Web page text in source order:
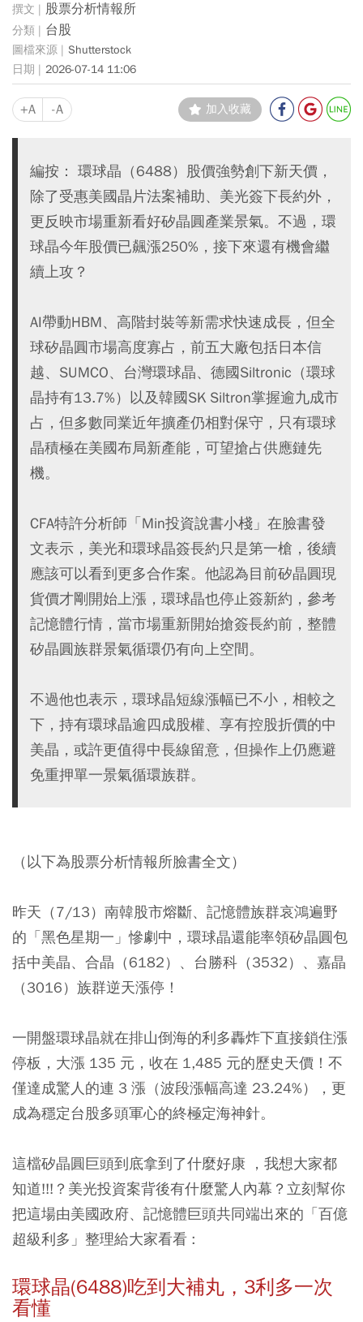
股票分析情報所
台股
Shutterstock
2026-07-14 11:06
+A -A 加入收藏
編按： 環球晶（6488）股價強勢創下新天價，
除了受惠美國晶片法案補助、美光簽下長約外，
更反映市場重新看好矽晶圓產業景氣。不過，環
球晶今年股價已飆漲250%，接下來還有機會繼
續上攻？
AI帶動HBM、高階封裝等新需求快速成長，但全
球矽晶圓市場高度寡占，前五大廠包括日本信
越、SUMCO、台灣環球晶、德國Siltronic（環球
晶持有13.7%）以及韓國SK Siltron掌握逾九成市
占，但多數同業近年擴產仍相對保守，只有環球
晶積極在美國布局新產能，可望搶占供應鏈先
機。
CFA特許分析師「Min投資說書小棧」在臉書發
文表示，美光和環球晶簽長約只是第一槍，後續
應該可以看到更多合作案。他認為目前矽晶圓現
貨價才剛開始上漲，環球晶也停止簽新約，參考
記憶體行情，當市場重新開始搶簽長約前，整體
矽晶圓族群景氣循環仍有向上空間。
不過他也表示，環球晶短線漲幅已不小，相較之
下，持有環球晶逾四成股權、享有控股折價的中
美晶，或許更值得中長線留意，但操作上仍應避
免重押單一景氣循環族群。
（以下為股票分析情報所臉書全文）
昨天（7/13）南韓股市熔斷、記憶體族群哀鴻遍野
的「黑色星期一」慘劇中，環球晶還能率領矽晶圓包
括中美晶、 合晶 （6182）、 台勝科 （3532）、 嘉晶
（3016）族群逆天漲停！
一開盤環球晶就在排山倒海的利多轟炸下直接鎖住漲
停板，大漲 135 元，收在 1,485 元的歷史天價！不
僅達成驚人的連 3 漲（波段漲幅高達 23.24%），更
成為穩定台股多頭軍心的終極定海神針。
這檔矽晶圓巨頭到底拿到了什麼好康 ，我想大家都
知道!!!？美光投資案背後有什麼驚人內幕？立刻幫你
把這場由美國政府、記憶體巨頭共同端出來的「百億
超級利多」整理給大家看看 :
環球晶(6488)吃到大補丸，3利多一次
看懂